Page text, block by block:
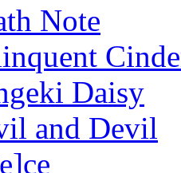
Note
Daisy
and Devil